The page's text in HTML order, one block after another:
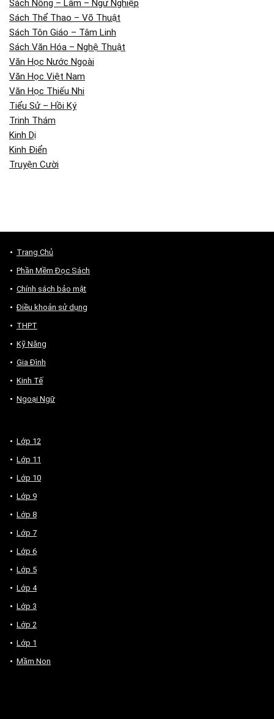
Sách Nông – Lâm – Ngư Nghiệp
Sách Thể Thao – Võ Thuật
Sách Tôn Giáo – Tâm Linh
Sách Văn Hóa – Nghệ Thuật
Văn Học Nước Ngoài
Văn Học Việt Nam
Văn Học Thiếu Nhi
Tiểu Sử – Hồi Ký
Trinh Thám
Kinh Dị
Kinh Điển
Truyện Cười
Trang Chủ
Phần Mềm Đọc Sách
Chính sách bảo mật
Điều khoản sử dụng
THPT
Kỹ Năng
Gia Đình
Kinh Tế
Ngoại Ngữ
Lớp 12
Lớp 11
Lớp 10
Lớp 9
Lớp 8
Lớp 7
Lớp 6
Lớp 5
Lớp 4
Lớp 3
Lớp 2
Lớp 1
Mầm Non